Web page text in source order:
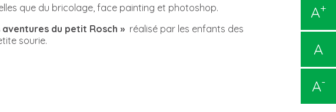
A+
A
A-
que du bricolage, face painting et photoshop.
aventures du petit Rosch » réalisé par les enfants des
sourie.